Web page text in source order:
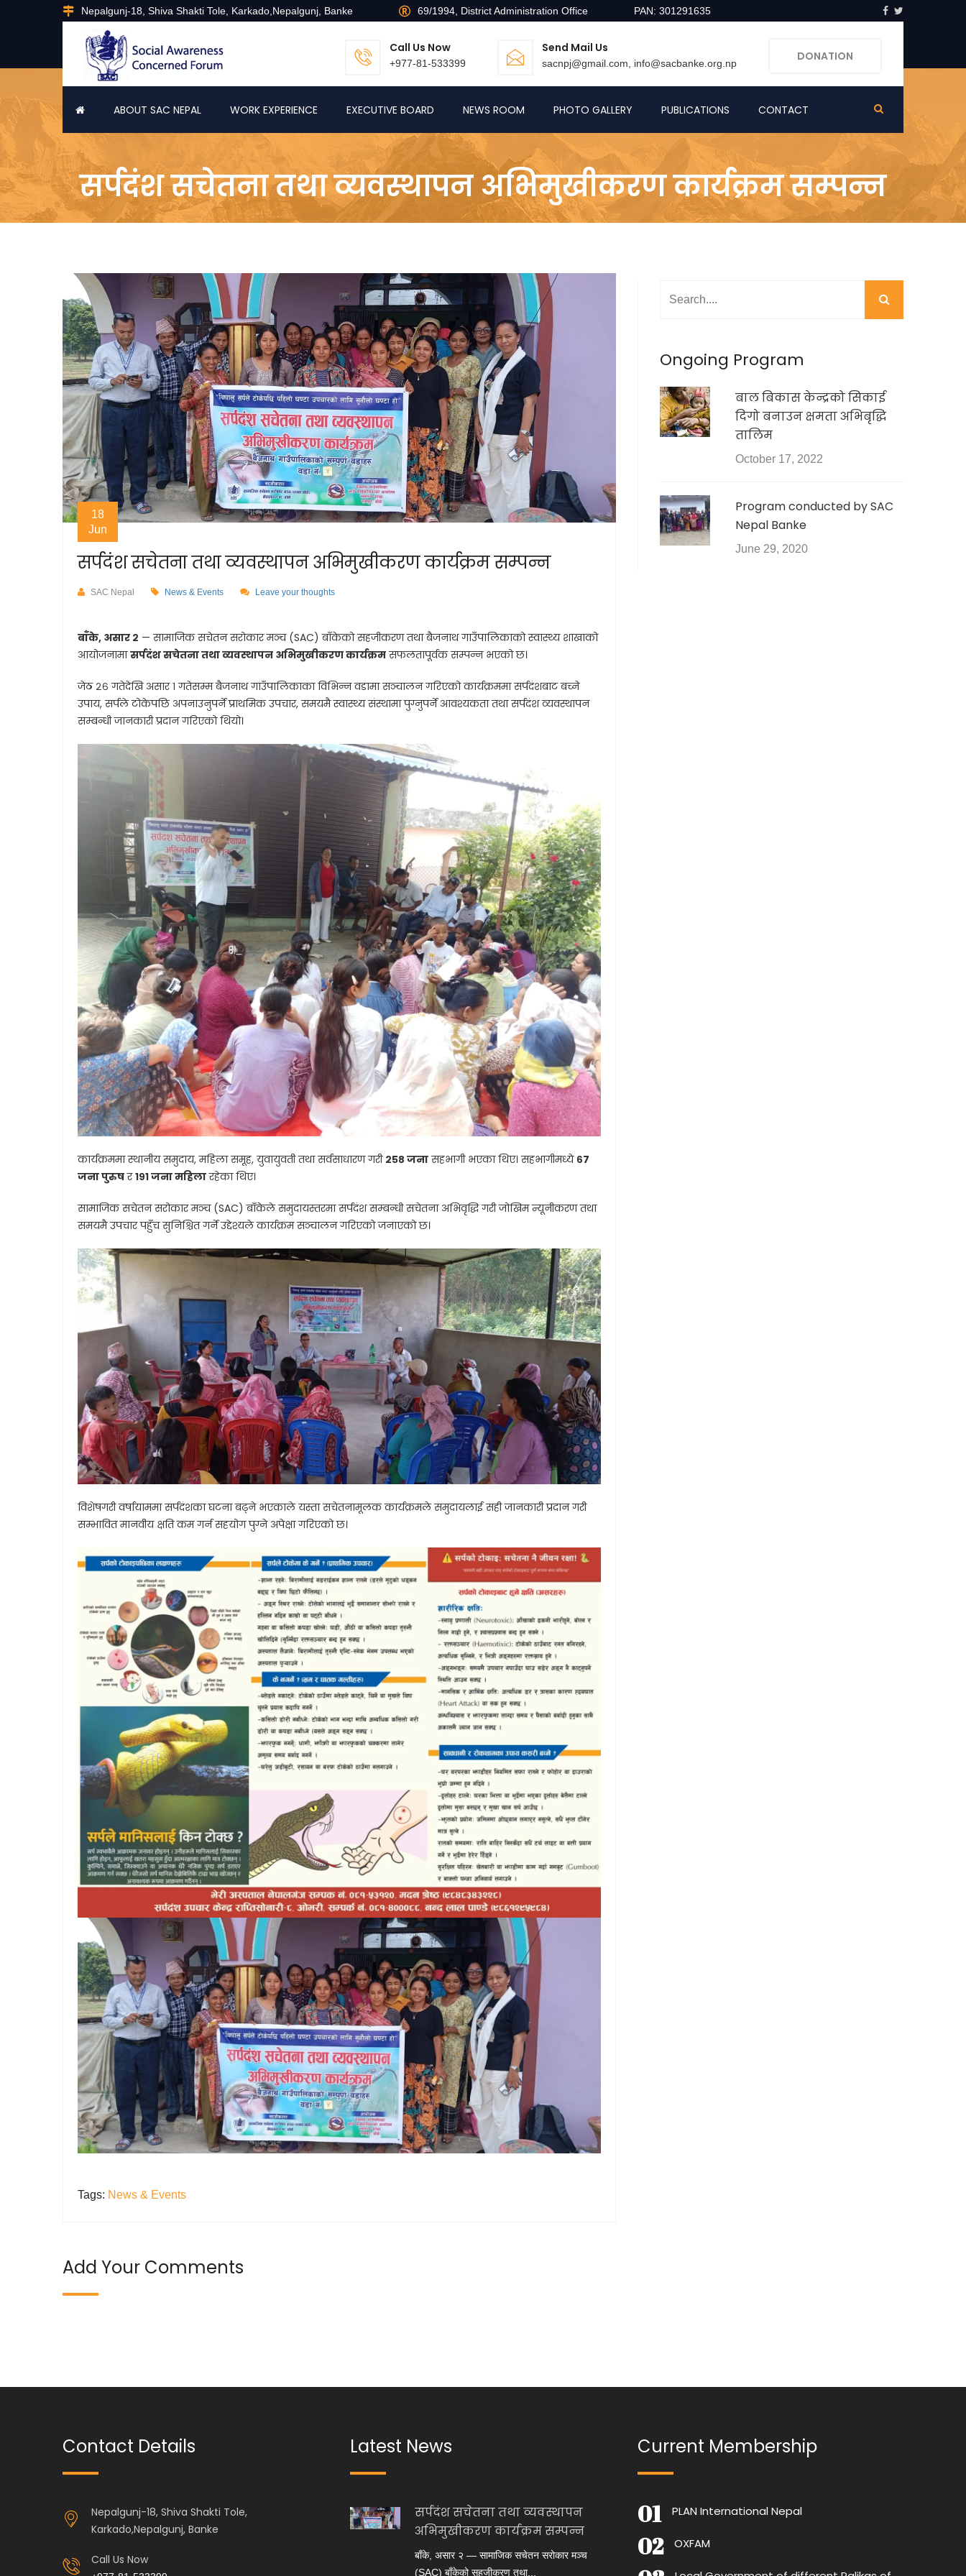
Nepalgunj-18, Shiva Shakti Tole, Karkado,Nepalgunj, Banke 69/1994, District Administration Office PAN: 301291635
Call Us Now
+977-81-533399
Send Mail Us
sacnpj@gmail.com, info@sacbanke.org.np DONATION
ABOUT SAC NEPAL WORK EXPERIENCE EXECUTIVE BOARD NEWS ROOM PHOTO GALLERY PUBLICATIONS CONTACT
सर्पदंश सचेतना तथा व्यवस्थापन अभिमुखीकरण कार्यक्रम सम्पन्न
सर्पदंश सचेतना तथा व्यवस्थापन अभिमुखीकरण कार्यक्रम सम्पन्न
18
Jun
SAC Nepal News & Events Leave your thoughts
बाँके, असार २ — सामाजिक सचेतन सरोकार मञ्च (SAC) बाँकेको सहजीकरण तथा बैजनाथ गाउँपालिकाको स्वास्थ्य शाखाको
आयोजनामासर्पदंश सचेतना तथा व्यवस्थापन अभिमुखीकरण कार्यक्रमसफलतापूर्वक सम्पन्न भएको छ।
जेठ २६ गतेदेखि असार १ गतेसम्म बैजनाथ गाउँपालिकाका विभिन्न वडामा सञ्चालन गरिएको कार्यक्रममा सर्पदंशबाट बच्ने
उपाय, सर्पले टोकेपछि अपनाउनुपर्ने प्राथमिक उपचार, समयमै स्वास्थ्य संस्थामा पुग्नुपर्ने आवश्यकता तथा सर्पदंश व्यवस्थापन
सम्बन्धी जानकारी प्रदान गरिएको थियो।
कार्यक्रममा स्थानीय समुदाय, महिला समूह, युवायुवती तथा सर्वसाधारण गरी २५८ जनासहभागी भएका थिए। सहभागीमध्ये ६७
जना पुरुषर१९१ जना महिलारहेका थिए।
सामाजिक सचेतन सरोकार मञ्च (SAC) बाँकेले समुदायस्तरमा सर्पदंश सम्बन्धी सचेतना अभिवृद्धि गरी जोखिम न्यूनीकरण तथा
समयमै उपचार पहुँच सुनिश्चित गर्ने उद्देश्यले कार्यक्रम सञ्चालन गरिएको जनाएको छ।
विशेषगरी वर्षायाममा सर्पदंशका घटना बढ्ने भएकाले यस्ता सचेतनामूलक कार्यक्रमले समुदायलाई सही जानकारी प्रदान गरी
सम्भावित मानवीय क्षति कम गर्न सहयोग पुग्ने अपेक्षा गरिएको छ।
Tags: News & Events
Add Your Comments
Ongoing Program
बाल बिकास केन्द्रको सिकाई
दिगो बनाउन क्षमता अभिबृद्धि
तालिम
October 17, 2022
Program conducted by SAC
Nepal Banke
June 29, 2020
Contact Details
Nepalgunj-18, Shiva Shakti Tole,
Karkado,Nepalgunj, Banke
Call Us Now
Latest News
सर्पदंश सचेतना तथा व्यवस्थापन
अभिमुखीकरण कार्यक्रम सम्पन्न
बाँके, असार २ — सामाजिक सचेतन सरोकार मञ्च
(SAC) बाँकेको सहजीकरण तथा...
Current Membership
PLAN International Nepal
OXFAM